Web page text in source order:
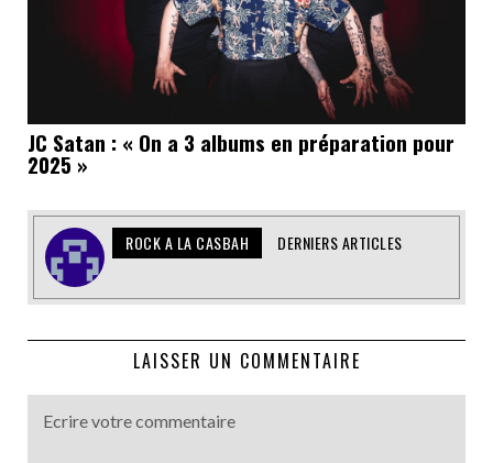
JC Satan : « On a 3 albums en préparation pour
2025 »
ROCK A LA CASBAH DERNIERS ARTICLES
LAISSER UN COMMENTAIRE